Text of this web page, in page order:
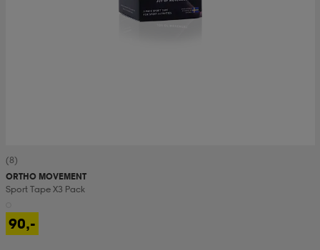
(8)
ORTHO MOVEMENT
Sport Tape X3 Pack
90,-